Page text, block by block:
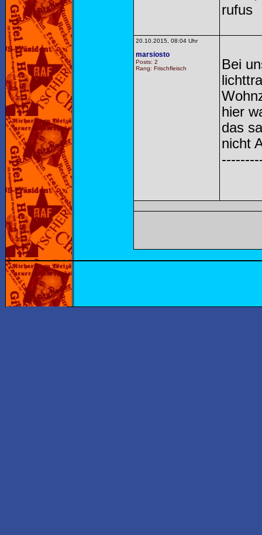
rufus
20.10.2015, 08:04 Uhr
marsiosto
Posts: 2
Rang: Frischfleisch
Bei
hier
das
nicht